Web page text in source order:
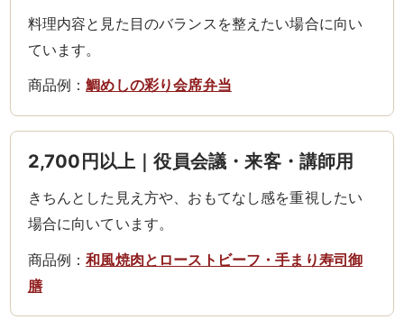
リ
ー
ズ
か
ん
《揚
料理内容と見た目のバランスを整えたい場合に向い
ています。
商品例：鯛めしの彩り会席弁当
2,700円以上｜役員会議・来客・講師用
きちんとした見え方や、おもてなし感を重視したい
場合に向いています。
商品例：和風焼肉とローストビーフ・手まり寿司御
膳